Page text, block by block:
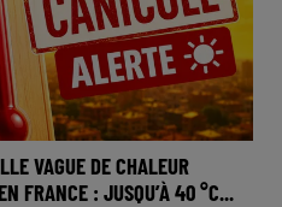
VAGUE DE CHALEUR
FRANCE : JUSQU’À 40 °C...